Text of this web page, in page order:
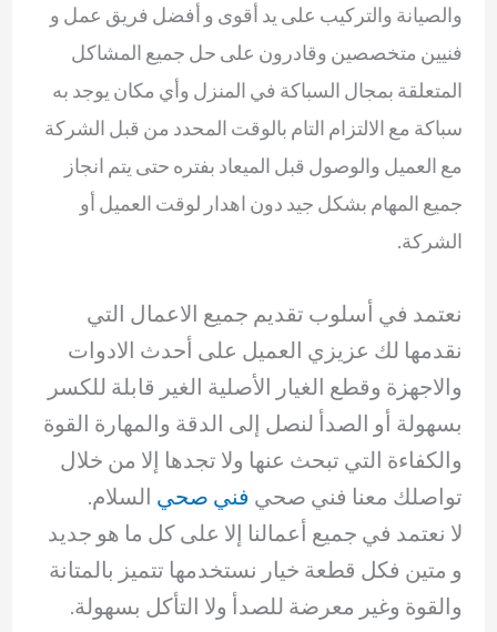
والصيانة والتركيب على يد أقوى و أفضل فريق عمل و
فنيين متخصصين وقادرون على حل جميع المشاكل
المتعلقة بمجال السباكة في المنزل وأي مكان يوجد به
سباكة مع الالتزام التام بالوقت المحدد من قبل الشركة
مع العميل والوصول قبل الميعاد بفتره حتى يتم انجاز
جميع المهام بشكل جيد دون اهدار لوقت العميل أو
الشركة.
نعتمد في أسلوب تقديم جميع الاعمال التي
نقدمها لك عزيزي العميل على أحدث الادوات
والاجهزة وقطع الغيار الأصلية الغير قابلة للكسر
بسهولة أو الصدأ لنصل إلى الدقة والمهارة القوة
والكفاءة التي تبحث عنها ولا تجدها إلا من خلال
تواصلك معنا فني صحي فني صحي السلام.
لا نعتمد في جميع أعمالنا إلا على كل ما هو جديد
و متين فكل قطعة خيار نستخدمها تتميز بالمتانة
والقوة وغير معرضة للصدأ ولا التأكل بسهولة.